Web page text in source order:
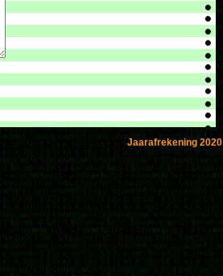
Jaarafrekening 2020